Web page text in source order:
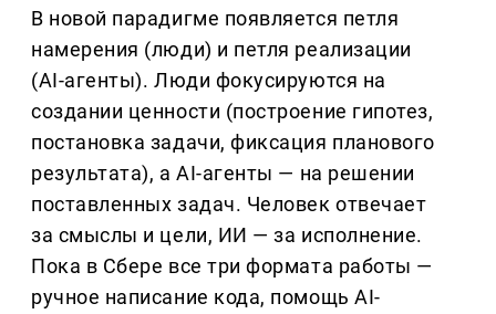
В новой парадигме появляется петля
намерения (люди) и петля реализации
(AI-агенты). Люди фокусируются на
создании ценности (построение гипотез,
постановка задачи, фиксация планового
результата), а AI-агенты — на решении
поставленных задач. Человек отвечает
за смыслы и цели, ИИ — за исполнение.
Пока в Сбере все три формата работы —
ручное написание кода, помощь AI-